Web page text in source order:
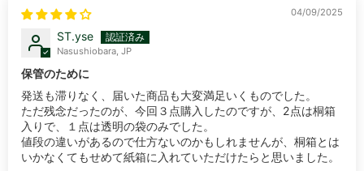
04/09/2025
ST.yse
Nasushiobara, JP
保管のために
発送も滞りなく、届いた商品も大変満足いくものでした。
ただ残念だったのが、今回３点購入したのですが、2点は桐箱
入りで、１点は透明の袋のみでした。
値段の違いがあるので仕方ないのかもしれませんが、桐箱とは
いかなくてもせめて紙箱に入れていただけたらと思いました。